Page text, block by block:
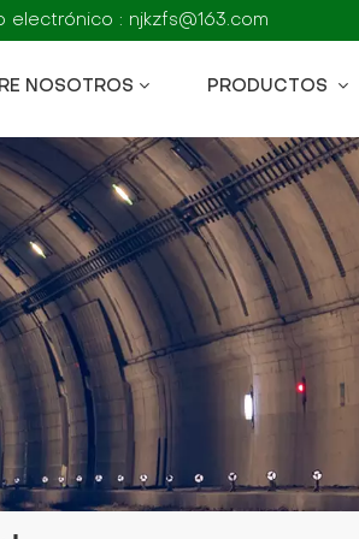
electrónico : njkzfs@163.com
NOSOTROS PRODUCTOS